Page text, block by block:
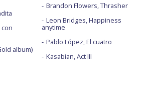
album)
Brandon Flowers, Thrasher
Leon Bridges, Happiness
anytime
Pablo López, El cuatro
Kasabian, Act III